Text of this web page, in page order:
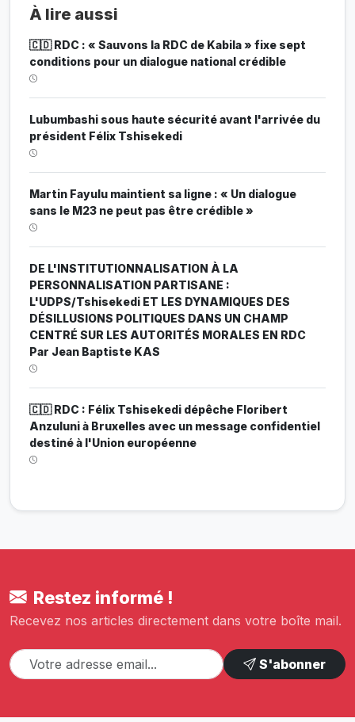
À lire aussi
🇨🇩 RDC : « Sauvons la RDC de Kabila » fixe sept
conditions pour un dialogue national crédible
Lubumbashi sous haute sécurité avant l'arrivée du
président Félix Tshisekedi
Martin Fayulu maintient sa ligne : « Un dialogue
sans le M23 ne peut pas être crédible »
DE L'INSTITUTIONNALISATION À LA
PERSONNALISATION PARTISANE :
L'UDPS/Tshisekedi ET LES DYNAMIQUES DES
DÉSILLUSIONS POLITIQUES DANS UN CHAMP
CENTRÉ SUR LES AUTORITÉS MORALES EN RDC
Par Jean Baptiste KAS
🇨🇩 RDC : Félix Tshisekedi dépêche Floribert
Anzuluni à Bruxelles avec un message confidentiel
destiné à l'Union européenne
Restez informé !
Recevez nos articles directement dans votre boîte mail.
S'abonner